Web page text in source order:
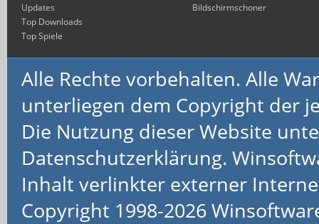
Updates
Top Downloads
Top Spiele
Bildschirmschoner
Alle Rechte vorbehalten. Alle
unterliegen dem Copyright der
Die Nutzung dieser Website
Datenschutzerklärung.
Inhalt verlinkter externer
Copyright 1998-2026